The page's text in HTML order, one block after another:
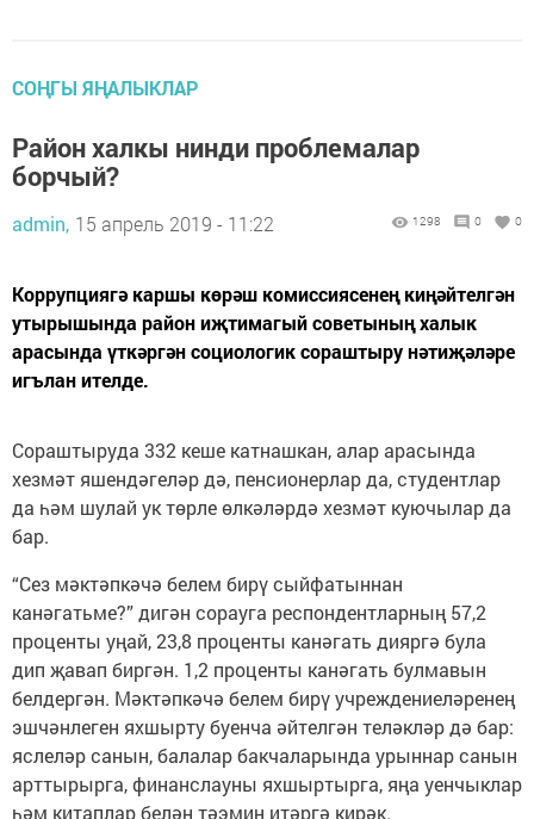
СОҢГЫ ЯҢАЛЫКЛАР
Район халкы нинди проблемалар
борчый?
admin, 15 апрель 2019 - 11:22 1298 0 0
Коррупциягә каршы көрәш комиссиясенең киңәйтелгән
утырышында район иҗтимагый советының халык
арасында үткәргән социологик сораштыру нәтиҗәләре
игълан ителде.
Сораштыруда 332 кеше катнашкан, алар арасында
хезмәт яшендәгеләр дә, пенсионерлар да, студентлар
да һәм шулай ук төрле өлкәләрдә хезмәт куючылар да
бар.
“Сез мәктәпкәчә белем бирү сыйфатыннан
канәгатьме?” дигән сорауга респондентларның 57,2
проценты уңай, 23,8 проценты канәгать дияргә була
дип җавап биргән. 1,2 проценты канәгать булмавын
белдергән. Мәктәпкәчә белем бирү учреждениеләренең
эшчәнлеген яхшырту буенча әйтелгән теләкләр дә бар:
яслеләр санын, балалар бакчаларында урыннар санын
арттырырга, финанслауны яхшыртырга, яңа уенчыклар
һәм китаплар белән тәэмин итәргә кирәк.